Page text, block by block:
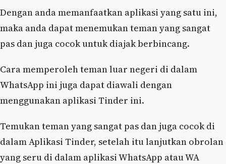
Dengan anda memanfaatkan aplikasi yang satu ini,
maka anda dapat menemukan teman yang sangat
pas dan juga cocok untuk diajak berbincang.
Cara memperoleh teman luar negeri di dalam
WhatsApp ini juga dapat diawali dengan
menggunakan aplikasi Tinder ini.
Temukan teman yang sangat pas dan juga cocok di
dalam Aplikasi Tinder, setelah itu lanjutkan obrolan
yang seru di dalam aplikasi WhatsApp atau WA